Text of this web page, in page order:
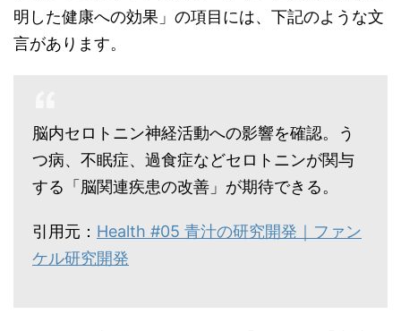
明した健康への効果」の項目には、下記のような文
言があります。
脳内セロトニン神経活動への影響を確認。う
つ病、不眠症、過食症などセロトニンが関与
する「脳関連疾患の改善」が期待できる。
引用元： Health #05 青汁の研究開発｜ファン
ケル研究開発